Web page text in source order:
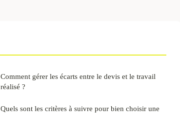
Comment gérer les écarts entre le devis et le travail
réalisé ?
Quels sont les critères à suivre pour bien choisir une